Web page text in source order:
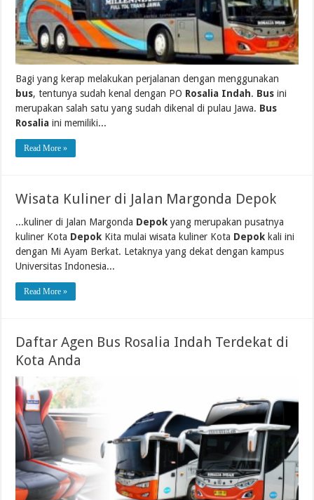
Bagi yang kerap melakukan perjalanan dengan menggunakan
bus, tentunya sudah kenal dengan PO Rosalia Indah. Bus ini
merupakan salah satu yang sudah dikenal di pulau Jawa. Bus
Rosalia ini memiliki...
Read More »
Wisata Kuliner di Jalan Margonda Depok
...kuliner di Jalan Margonda Depok yang merupakan pusatnya
kuliner Kota Depok Kita mulai wisata kuliner Kota Depok kali ini
dengan Mi Ayam Berkat. Letaknya yang dekat dengan kampus
Universitas Indonesia...
Read More »
Daftar Agen Bus Rosalia Indah Terdekat di
Kota Anda